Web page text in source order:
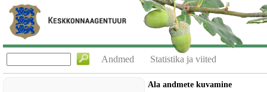
Andmed Statistika ja viited
Ala andmete kuvamine